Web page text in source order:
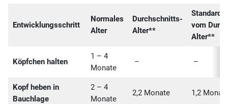
Entwicklungsschritt
Normales
Alter
Durchschnitts-
Alter**
vom
Alter**
Köpfchen halten
1 – 4
Monate
– –
Kopf heben in
Bauchlage
2 – 4
Monate
2,2 Monate 1,2